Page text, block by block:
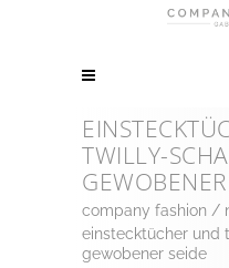
TWILLY-
company fashion /
einstecktücher und
gewobener seide